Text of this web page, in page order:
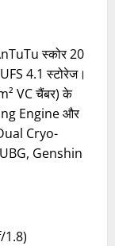
स्कोर 20
4.1 स्टोरेज।
VC चैंबर) के
Engine और
Cryo-
Genshin
1.8)